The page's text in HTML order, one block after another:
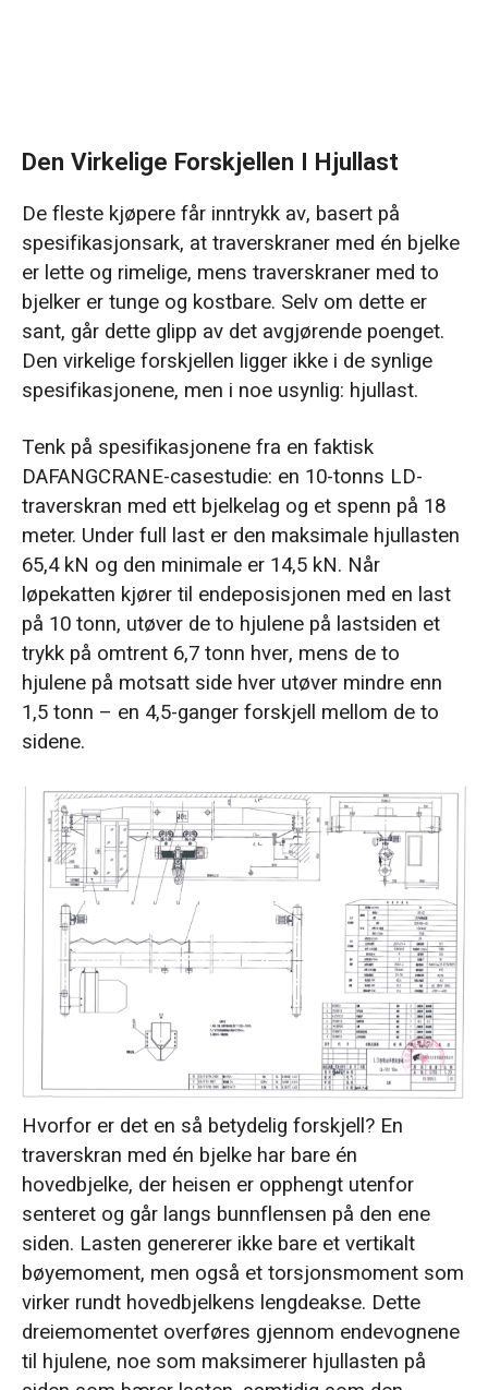
Feil 4: Ignorerer de negative effektene av for
høye belastningsgrader
Feil 5: Fokuserer kun på det opprinnelige
tilbudet i stedet for den totale kostnaden over
20 år
Den Virkelige Forskjellen I Hjullast
De fleste kjøpere får inntrykk av, basert på
spesifikasjonsark, at traverskraner med én bjelke
er lette og rimelige, mens traverskraner med to
bjelker er tunge og kostbare. Selv om dette er
sant, går dette glipp av det avgjørende poenget.
Den virkelige forskjellen ligger ikke i de synlige
spesifikasjonene, men i noe usynlig: hjullast.
Tenk på spesifikasjonene fra en faktisk
DAFANGCRANE-casestudie: en 10-tonns LD-
traverskran med ett bjelkelag og et spenn på 18
meter. Under full last er den maksimale hjullasten
65,4 kN og den minimale er 14,5 kN. Når
løpekatten kjører til endeposisjonen med en last
på 10 tonn, utøver de to hjulene på lastsiden et
trykk på omtrent 6,7 tonn hver, mens de to
hjulene på motsatt side hver utøver mindre enn
1,5 tonn – en 4,5-ganger forskjell mellom de to
sidene.
Hvorfor er det en så betydelig forskjell? En
traverskran med én bjelke har bare én
hovedbjelke, der heisen er opphengt utenfor
senteret og går langs bunnflensen på den ene
siden. Lasten genererer ikke bare et vertikalt
bøyemoment, men også et torsjonsmoment som
virker rundt hovedbjelkens lengdeakse. Dette
dreiemomentet overføres gjennom endevognene
til hjulene, noe som maksimerer hjullasten på